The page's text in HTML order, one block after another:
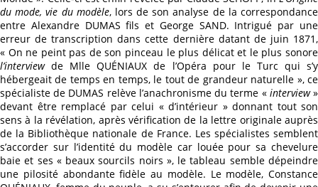
du mode, vie du modèle, lors de son analyse de la correspondance
entre Alexandre DUMAS fils et George SAND. Intrigué par une
erreur de transcription dans cette dernière datant de juin 1871,
« On ne peint pas de son pinceau le plus délicat et le plus sonore
l’interviewde Mlle QUÉNIAUX de l’Opéra pour le Turc qui s’y
hébergeait de temps en temps, le tout de grandeur naturelle », ce
spécialiste de DUMAS relève l’anachronisme du terme « interview»
devant être remplacé par celui « d’intérieur » donnant tout son
sens à la révélation, après vérification de la lettre originale auprès
de la Bibliothèque nationale de France. Les spécialistes semblent
s’accorder sur l’identité du modèle car louée pour sa chevelure
baie et ses « beaux sourcils noirs », le tableau semble dépeindre
une pilosité abondante fidèle au modèle. Le modèle, Constance